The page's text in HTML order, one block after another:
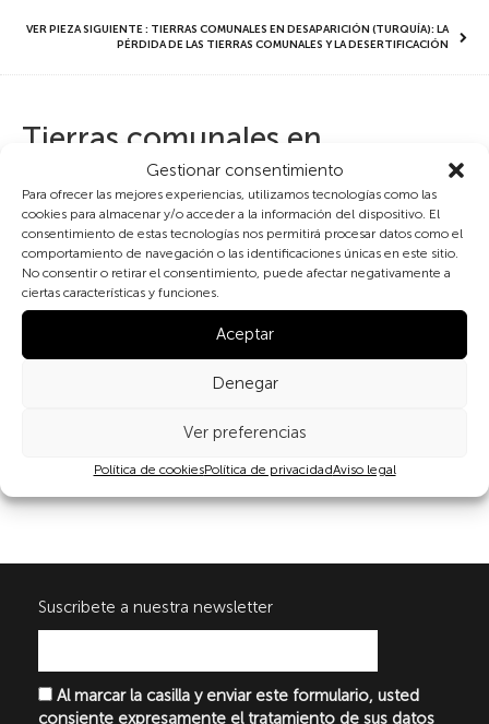
Gestionar consentimiento
Para ofrecer las mejores experiencias, utilizamos tecnologías como las
cookies para almacenar y/o acceder a la información del dispositivo. El
consentimiento de estas tecnologías nos permitirá procesar datos como el
comportamiento de navegación o las identificaciones únicas en este sitio.
No consentir o retirar el consentimiento, puede afectar negativamente a
ciertas características y funciones.
Aceptar
Denegar
Ver preferencias
Política de cookiesPolítica de privacidadAviso legal
VER PIEZA SIGUIENTE : TIERRAS COMUNALES EN DESAPARICIÓN (TURQUÍA): LA
PÉRDIDA DE LAS TIERRAS COMUNALES Y LA DESERTIFICACIÓN
Tierras comunales en
desaparición (Turquía):
premisas y promesas del futuro
Aire
Suscribete a nuestra newsletter
Al marcar la casilla y enviar este formulario, usted
consiente expresamente el tratamiento de sus datos